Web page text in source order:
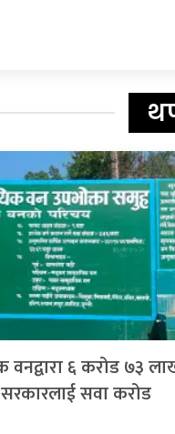
वनद्वारा ६ करोड ७३
सवा करोड